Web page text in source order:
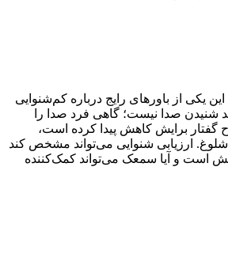
یکی از باورهای رایج درباره کم‌شنوایی
صدا نیست؛ گاهی فرد صدا را
گفتار برایش کاهش پیدا کرده است،
ارزیابی شنوایی می‌تواند مشخص کند
است و آیا سمعک می‌تواند کمک‌کننده